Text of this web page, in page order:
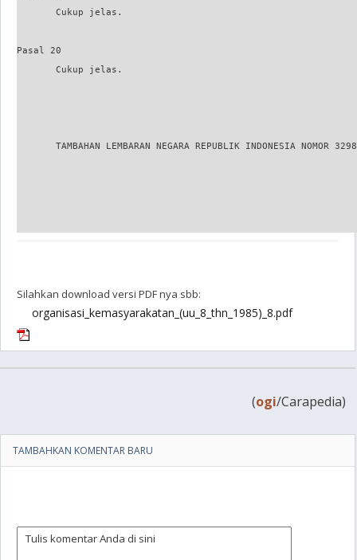
Silahkan download versi PDF nya sbb:
organisasi_kemasyarakatan_(uu_8_thn_1985)_8.pdf
(ogi/Carapedia)
TAMBAHKAN KOMENTAR BARU